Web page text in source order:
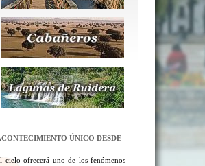
ÚNICO DESDE
ofrecerá uno de los fenómenos